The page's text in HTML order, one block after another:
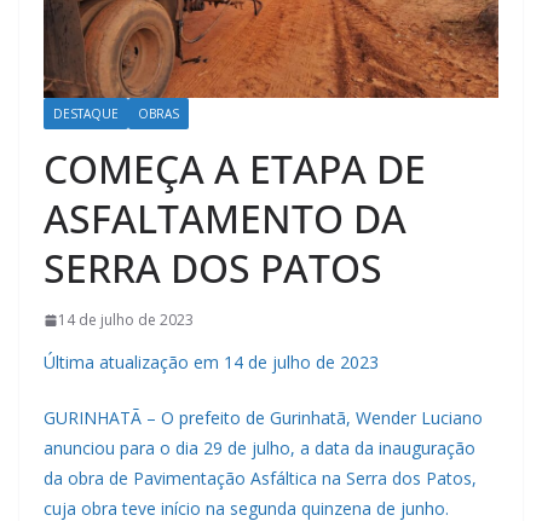
DESTAQUE OBRAS
COMEÇA A ETAPA DE
ASFALTAMENTO DA
SERRA DOS PATOS
14 de julho de 2023
Última atualização em 14 de julho de 2023
GURINHATÃ – O prefeito de Gurinhatã, Wender Luciano
anunciou para o dia 29 de julho, a data da inauguração
da obra de Pavimentação Asfáltica na Serra dos Patos,
cuja obra teve início na segunda quinzena de junho.